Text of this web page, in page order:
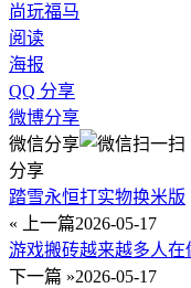
尚玩福马
阅读
海报
QQ 分享
微博分享
微信分享
分享
踏雪永恒打实物换米版
« 上一篇2026-05-17
游戏搬砖越来越多人
下一篇 »2026-05-17